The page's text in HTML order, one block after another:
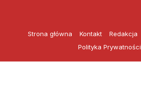
Strona główna Kontakt Redakcja
Polityka Prywatności